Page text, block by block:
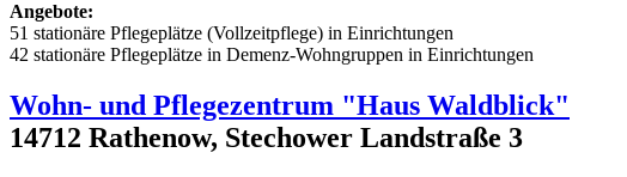
Angebote:
51 stationäre Pflegeplätze (Vollzeitpflege) in Einrichtungen
42 stationäre Pflegeplätze in Demenz-Wohngruppen in Einrichtungen
Wohn- und Pflegezentrum "Haus Waldblick"
14712 Rathenow, Stechower Landstraße 3